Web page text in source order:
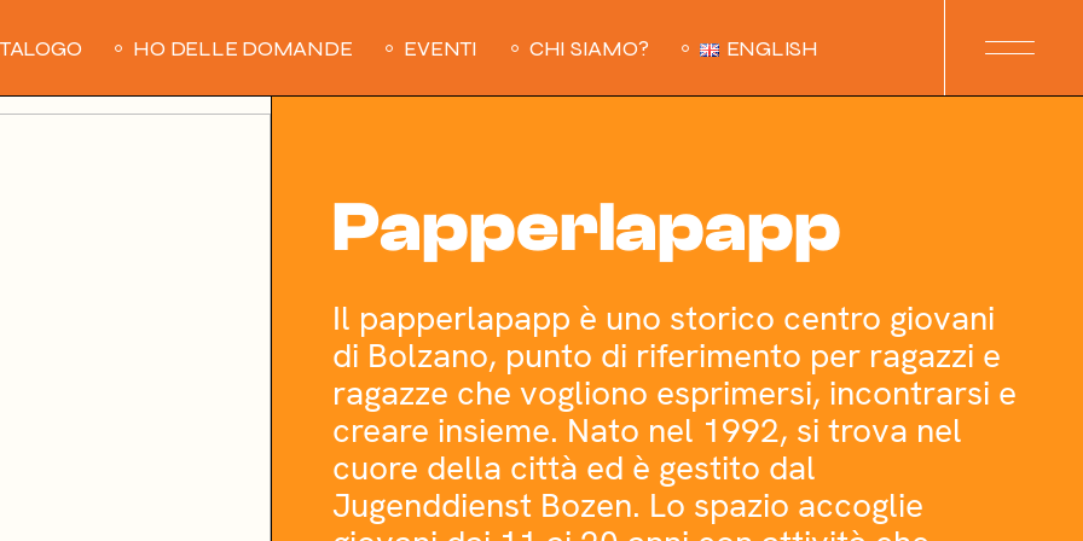
HO DELLE DOMANDE EVENTI CHI SIAMO? ENGLISH
Papperlapapp
Il papperlapapp è uno storico centro giovani
di Bolzano, punto di riferimento per ragazzi e
ragazze che vogliono esprimersi, incontrarsi e
creare insieme. Nato nel 1992, si trova nel
cuore della città ed è gestito dal
Jugenddienst Bozen. Lo spazio accoglie